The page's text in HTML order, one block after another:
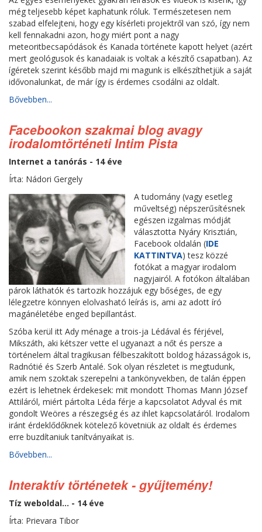
még teljesebb képet kaphatunk róluk. Természetesen nem
szabad elfelejteni, hogy egy kísérleti projektről van szó, így nem
kell fennakadni azon, hogy miért pont a nagy
meteoritbecsapódások és Kanada története kapott helyet (azért
mert geológusok és kanadaiak is voltak a készítő csapatban). Az
ígéretek szerint később majd mi magunk is elkészíthetjük a saját
idővonalunkat, de már így is érdemes csodálni az oldalt.
Bővebben...
Facebookon szakmai blog avagy
irodalomtörténeti Intim Pista
Internet a tanórás - 14 éve
Írta: Nádori Gergely
A tudomány (vagy esetleg
műveltség) népszerűsítésnek
egészen izgalmas módját
választotta Nyáry Krisztián,
Facebook oldalán (IDE
KATTINTVA) tesz közzé
fotókat a magyar irodalom
nagyjairól. A fotókon általában
párok láthatók és tartozik hozzájuk egy bőséges, de egy
lélegzetre könnyen elolvasható leírás is, ami az adott író
magánéletébe enged bepillantást.
Szóba kerül itt Ady ménage a trois-ja Lédával és férjével,
Mikszáth, aki kétszer vette el ugyanazt a nőt és persze a
történelem által tragikusan félbeszakított boldog házasságok is,
Radnótié és Szerb Antalé. Sok olyan részletet is megtudunk,
amik nem szoktak szerepelni a tankönyvekben, de talán éppen
ezért is lehetnek érdekesek: mit mondott Thomas Mann József
Attiláról, miért pártolta Léda férje a kapcsolatot Adyval és mit
gondolt Weöres a részegség és az ihlet kapcsolatáról. Irodalom
iránt érdeklődőknek kötelező követniük az oldalt és érdemes
erre buzdítaniuk tanítványaikat is.
Bővebben...
Interaktív történetek - gyűjtemény!
Tíz weboldal... - 14 éve
Írta: Prievara Tibor